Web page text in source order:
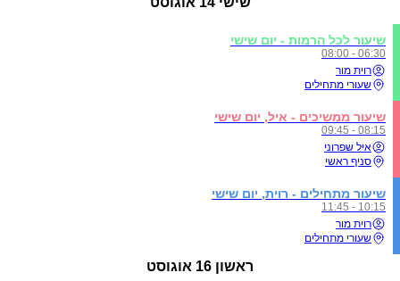
שיעור לכל הרמות - יום שישי
06:30 - 08:00
רוית מור
שעורי מתחילים
שיעור ממשיכים - איל, יום שישי
08:15 - 09:45
איל שפרוני
סניף ראשי
שיעור מתחילים - רוית, יום שישי
10:15 - 11:45
רוית מור
שעורי מתחילים
ראשון 16 אוגוסט